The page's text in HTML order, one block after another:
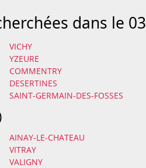
dans le 03
VICHY
YZEURE
COMMENTRY
DESERTINES
SAINT-GERMAIN-DES-FOSSES
AINAY-LE-CHATEAU
VITRAY
VALIGNY